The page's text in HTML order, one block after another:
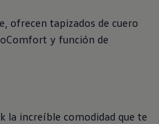
ofrecen tapizados de cuero
y función de
la increíble comodidad que te